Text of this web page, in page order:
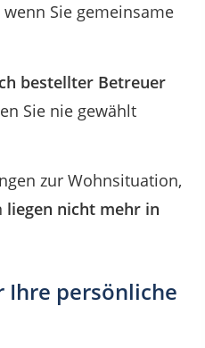
wenn Sie gemeinsame
bestellter Betreuer
Sie nie gewählt
zur Wohnsituation,
liegen nicht mehr in
Ihre persönliche